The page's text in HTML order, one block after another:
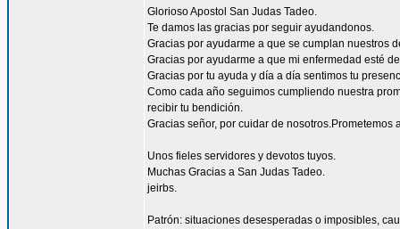
Glorioso Apostol San Judas Tadeo.
Te damos las gracias por seguir ayudandonos.
Gracias por ayudarme a que se cumplan nuestros
Gracias por ayudarme a que mi enfermedad esté
Gracias por tu ayuda y día a día sentimos tu
Como cada año seguimos cumpliendo nuestra
recibir tu bendición.
Gracias señor, por cuidar de
Unos fieles servidores y devotos tuyos.
Muchas Gracias a San Judas Tadeo.
jeirbs.
Patrón: situaciones desesperadas o imposibles,